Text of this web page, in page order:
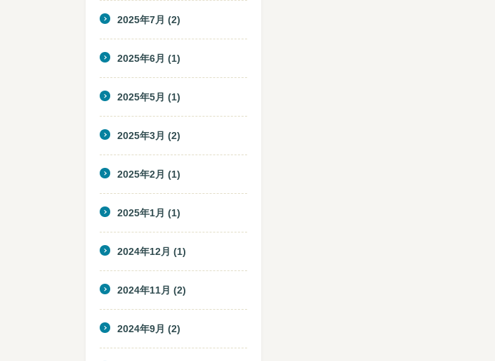
2025年7月 (2)
2025年6月 (1)
2025年5月 (1)
2025年3月 (2)
2025年2月 (1)
2025年1月 (1)
2024年12月 (1)
2024年11月 (2)
2024年9月 (2)